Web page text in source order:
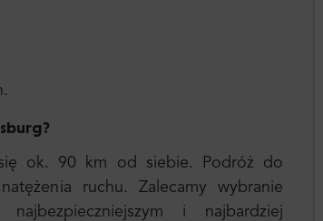
?
ok. 90 km od siebie. Podróż do
ruchu. Zalecamy wybranie
i najbardziej